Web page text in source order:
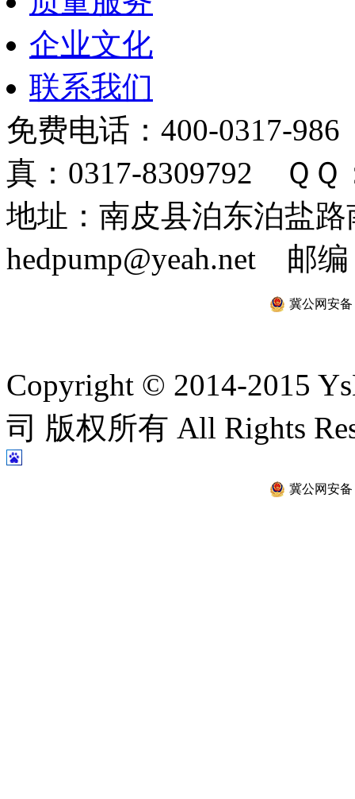
企业文化
联系我们
免费电话：400-0317-
真：0317-8309792 ＱＱ
地址：南皮县泊东泊盐
hedpump@yeah.net 邮编
冀公网安备
Copyright © 2014-2015
司 版权所有 All Rights
冀公网安备